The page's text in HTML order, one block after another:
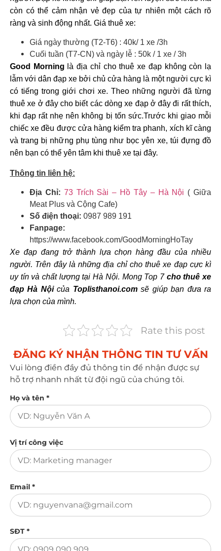
còn có thể cảm nhận vẻ đẹp của tự nhiên một cách rõ
ràng và sinh động nhất. Giá thuê xe:
Giá ngày thường (T2-T6) : 40k/ 1 xe /3h
Cuối tuần (T7-CN) và ngày lễ : 50k / 1 xe / 3h
Good Morning là địa chỉ cho thuê xe đạp không còn lạ
lẫm với dân đạp xe bởi chủ cửa hàng là một người cực kì
có tiếng trong giới chơi xe. Theo những người đã từng
thuê xe ở đây cho biết các dòng xe đạp ở đây đi rất thích,
khi đạp rất nhẹ nên không bị tốn sức.Trước khi giao mỗi
chiếc xe đều được cửa hàng kiểm tra phanh, xích kĩ càng
và trang bị những phụ tùng như bọc yên xe, túi đựng đồ
nên bạn có thể yên tâm khi thuê xe tại đây.
Thông tin liên hệ:
Địa Chỉ: 73 Trích Sài – Hồ Tây – Hà Nội ( Giữa
Meat Plus và Cộng Cafe)
Số điện thoại: 0987 989 191
Fanpage:
https://www.facebook.com/GoodMorningHoTay
Xe đạp đang trở thành lựa chọn hàng đầu của nhiều
người. Trên đây là những địa chỉ cho thuê xe đạp cực kì
uy tín và chất lượng tại Hà Nội. Mong Top 7 cho thuê xe
đạp Hà Nộicủa Toplisthanoi.comsẽ giúp bạn đưa ra
lựa chọn của mình.
Rate this post
ĐĂNG KÝ NHẬN THÔNG TIN TƯ VẤN​
Vui lòng điền đầy đủ thông tin để nhận được sự
hỗ trợ nhanh nhất từ đội ngũ của chúng tôi.
Họ và tên *
Vị trí công việc
Email *
SĐT *